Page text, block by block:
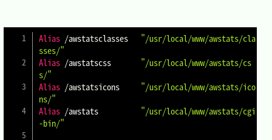
Alias
"/usr/local/www/awstats/cla
sses/"
Alias
"/usr/local/www/awstats/cs
s/"
Alias
"/usr/local/www/awstats/ico
ns/"
Alias
"/usr/local/www/awstats/cgi
-bin/"